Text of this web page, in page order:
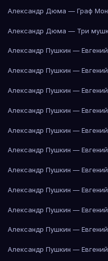
Александр Дюма — Граф
Александр Дюма — Три
Александр Пушкин —
Александр Пушкин —
Александр Пушкин —
Александр Пушкин —
Александр Пушкин —
Александр Пушкин —
Александр Пушкин —
Александр Пушкин —
Александр Пушкин —
Александр Пушкин —
Александр Пушкин —